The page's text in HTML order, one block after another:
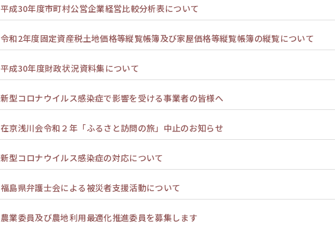
平成30年度市町村公営企業経営比較分析表について
令和2年度固定資産税土地価格等縦覧帳簿及び家屋価格等縦覧帳簿の縦覧について
平成30年度財政状況資料集について
新型コロナウイルス感染症で影響を受ける事業者の皆様へ
在京浅川会令和２年「ふるさと訪問の旅」中止のお知らせ
新型コロナウイルス感染症の対応について
福島県弁護士会による被災者支援活動について
農業委員及び農地利用最適化推進委員を募集します